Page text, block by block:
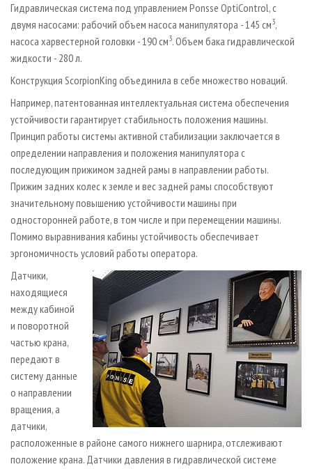
Гидравлическая система под управлением Ponsse OptiControl, с
двумя насосами: рабочий объем насоса манипулятора - 145 см3,
насоса харвестерной головки - 190 см3. Объем бака гидравлической
жидкости - 280 л.
Конструкция ScorpionKing объединила в себе множество новаций.
Например, патентованная интеллектуальная система обеспечения
устойчивости гарантирует стабильность положения машины.
Принцип работы системы активной стабилизации заключается в
определении направления и положения манипулятора с
последующим прижимом задней рамы в направлении работы.
Прижим задних колес к земле и вес задней рамы способствуют
значительному повышению устойчивости машины при
односторонней работе, в том числе и при перемещении машины.
Помимо выравнивания кабины устойчивость обеспечивает
эргономичность условий работы оператора.
Датчики,
находящиеся
между кабиной
и поворотной
частью крана,
передают в
систему данные
о направлении
вращения, а
датчики,
расположенные в районе самого нижнего шарнира, отслеживают
положение крана. Датчики давления в гидравлической системе